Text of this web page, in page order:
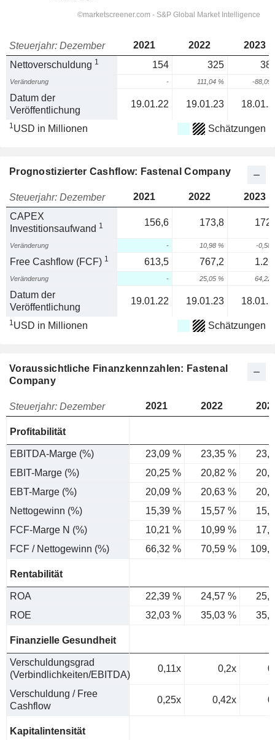
Steuerjahr: Dezember 2021 2022
2023
Nettoverschuldung 1 154 325
Veränderung - 111,04 % -88,09
Datum der
Veröffentlichung
19.01.22 19.01.23
1USD in Millionen Schätzungen
Prognostizierter Cashflow: Fastenal Company
Steuerjahr: Dezember 2021 2022
2023
CAPEX
Investitionsaufwand 1 156,6 173,8
Veränderung - 10,98 % -0,58
Free Cashflow (FCF) 1 613,5 767,2
Veränderung - 25,05 % 64,22
Datum der
Veröffentlichung
19.01.22 19.01.23
1USD in Millionen Schätzungen
Voraussichtliche Finanzkennzahlen: Fastenal
Company
Steuerjahr: Dezember 2021 2022
Profitabilität
EBITDA-Marge (%) 23,09 % 23,35 %
EBIT-Marge (%)
20,25 % 20,82 %
EBT-Marge (%)
20,09 % 20,63 %
Nettogewinn (%)
15,39 % 15,57 %
FCF-Marge N (%)
10,21 % 10,99 %
FCF / Nettogewinn (%)
66,32 % 70,59 %
Rentabilität
ROA 22,39 % 24,57 %
ROE
32,03 % 35,03 %
Finanzielle Gesundheit
Verschuldungsgrad
(Verbindlichkeiten/EBITDA)
0,11x 0,2x
Verschuldung / Free
Cashflow
0,25x 0,42x
Kapitalintensität